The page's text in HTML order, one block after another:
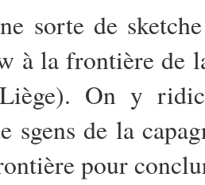
sorte de
à la frontière de
On y
sgens de la
pour